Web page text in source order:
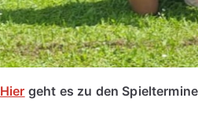
Hier geht es zu den